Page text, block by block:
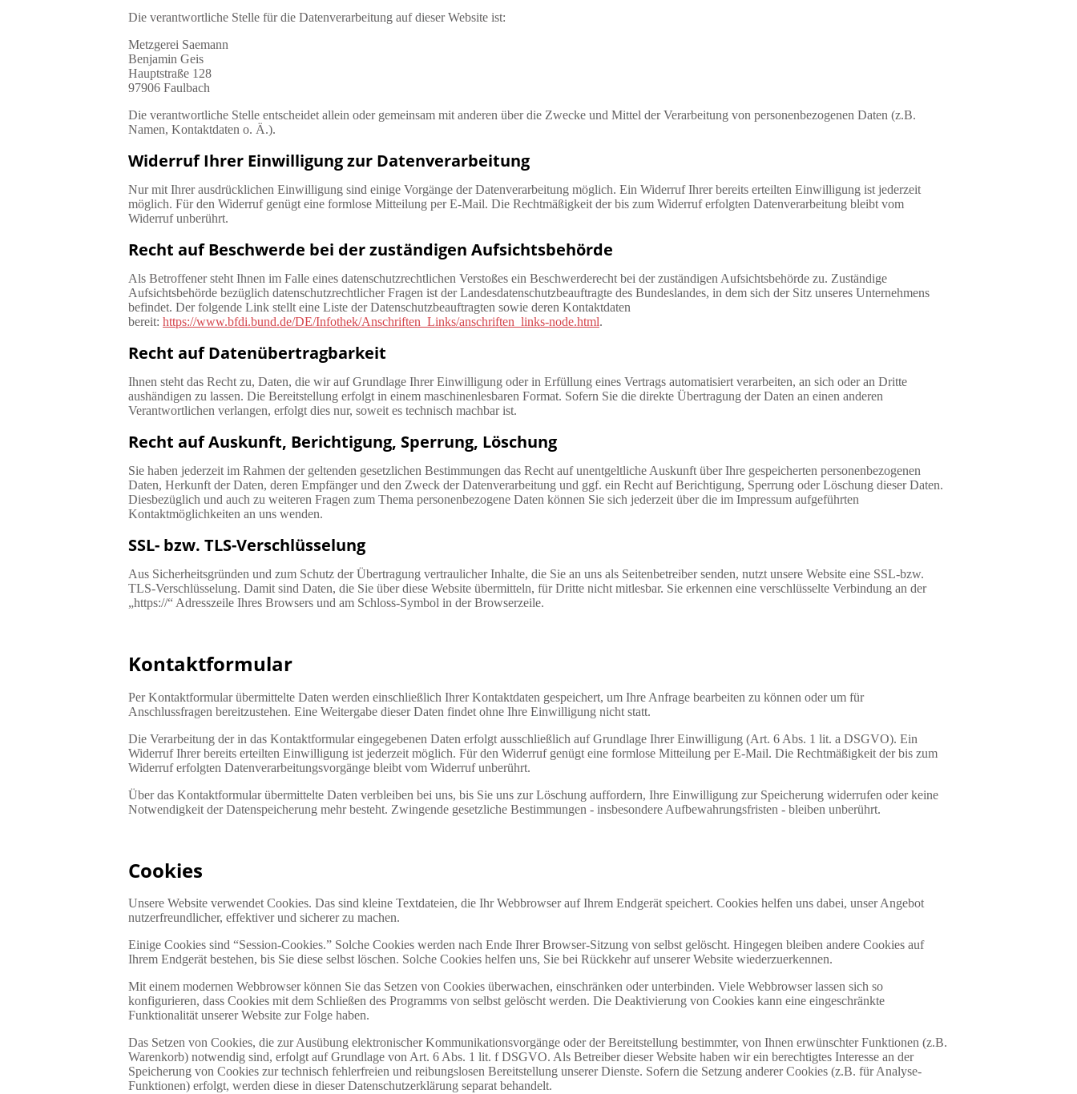
Die verantwortliche Stelle für die Datenverarbeitung auf dieser Website ist:
Metzgerei Saemann
Benjamin Geis
Hauptstraße 128
97906 Faulbach
Die verantwortliche Stelle entscheidet allein oder gemeinsam mit anderen über die Zwecke und Mittel der Verarbeitung von personenbezogenen Daten (z.B.
Namen, Kontaktdaten o. Ä.).
Widerruf Ihrer Einwilligung zur Datenverarbeitung
Nur mit Ihrer ausdrücklichen Einwilligung sind einige Vorgänge der Datenverarbeitung möglich. Ein Widerruf Ihrer bereits erteilten Einwilligung ist jederzeit
möglich. Für den Widerruf genügt eine formlose Mitteilung per E-Mail. Die Rechtmäßigkeit der bis zum Widerruf erfolgten Datenverarbeitung bleibt vom
Widerruf unberührt.
Recht auf Beschwerde bei der zuständigen Aufsichtsbehörde
Als Betroffener steht Ihnen im Falle eines datenschutzrechtlichen Verstoßes ein Beschwerderecht bei der zuständigen Aufsichtsbehörde zu. Zuständige
Aufsichtsbehörde bezüglich datenschutzrechtlicher Fragen ist der Landesdatenschutzbeauftragte des Bundeslandes, in dem sich der Sitz unseres Unternehmens
befindet. Der folgende Link stellt eine Liste der Datenschutzbeauftragten sowie deren Kontaktdaten
bereit: https://www.bfdi.bund.de/DE/Infothek/Anschriften_Links/anschriften_links-node.html.
Recht auf Datenübertragbarkeit
Ihnen steht das Recht zu, Daten, die wir auf Grundlage Ihrer Einwilligung oder in Erfüllung eines Vertrags automatisiert verarbeiten, an sich oder an Dritte
aushändigen zu lassen. Die Bereitstellung erfolgt in einem maschinenlesbaren Format. Sofern Sie die direkte Übertragung der Daten an einen anderen
Verantwortlichen verlangen, erfolgt dies nur, soweit es technisch machbar ist.
Recht auf Auskunft, Berichtigung, Sperrung, Löschung
Sie haben jederzeit im Rahmen der geltenden gesetzlichen Bestimmungen das Recht auf unentgeltliche Auskunft über Ihre gespeicherten personenbezogenen
Daten, Herkunft der Daten, deren Empfänger und den Zweck der Datenverarbeitung und ggf. ein Recht auf Berichtigung, Sperrung oder Löschung dieser Daten.
Diesbezüglich und auch zu weiteren Fragen zum Thema personenbezogene Daten können Sie sich jederzeit über die im Impressum aufgeführten
Kontaktmöglichkeiten an uns wenden.
SSL- bzw. TLS-Verschlüsselung
Aus Sicherheitsgründen und zum Schutz der Übertragung vertraulicher Inhalte, die Sie an uns als Seitenbetreiber senden, nutzt unsere Website eine SSL-bzw.
TLS-Verschlüsselung. Damit sind Daten, die Sie über diese Website übermitteln, für Dritte nicht mitlesbar. Sie erkennen eine verschlüsselte Verbindung an der
„https://“ Adresszeile Ihres Browsers und am Schloss-Symbol in der Browserzeile.
Kontaktformular
Per Kontaktformular übermittelte Daten werden einschließlich Ihrer Kontaktdaten gespeichert, um Ihre Anfrage bearbeiten zu können oder um für
Anschlussfragen bereitzustehen. Eine Weitergabe dieser Daten findet ohne Ihre Einwilligung nicht statt.
Die Verarbeitung der in das Kontaktformular eingegebenen Daten erfolgt ausschließlich auf Grundlage Ihrer Einwilligung (Art. 6 Abs. 1 lit. a DSGVO). Ein
Widerruf Ihrer bereits erteilten Einwilligung ist jederzeit möglich. Für den Widerruf genügt eine formlose Mitteilung per E-Mail. Die Rechtmäßigkeit der bis zum
Widerruf erfolgten Datenverarbeitungsvorgänge bleibt vom Widerruf unberührt.
Über das Kontaktformular übermittelte Daten verbleiben bei uns, bis Sie uns zur Löschung auffordern, Ihre Einwilligung zur Speicherung widerrufen oder keine
Notwendigkeit der Datenspeicherung mehr besteht. Zwingende gesetzliche Bestimmungen - insbesondere Aufbewahrungsfristen - bleiben unberührt.
Cookies
Unsere Website verwendet Cookies. Das sind kleine Textdateien, die Ihr Webbrowser auf Ihrem Endgerät speichert. Cookies helfen uns dabei, unser Angebot
nutzerfreundlicher, effektiver und sicherer zu machen.
Einige Cookies sind “Session-Cookies.” Solche Cookies werden nach Ende Ihrer Browser-Sitzung von selbst gelöscht. Hingegen bleiben andere Cookies auf
Ihrem Endgerät bestehen, bis Sie diese selbst löschen. Solche Cookies helfen uns, Sie bei Rückkehr auf unserer Website wiederzuerkennen.
Mit einem modernen Webbrowser können Sie das Setzen von Cookies überwachen, einschränken oder unterbinden. Viele Webbrowser lassen sich so
konfigurieren, dass Cookies mit dem Schließen des Programms von selbst gelöscht werden. Die Deaktivierung von Cookies kann eine eingeschränkte
Funktionalität unserer Website zur Folge haben.
Das Setzen von Cookies, die zur Ausübung elektronischer Kommunikationsvorgänge oder der Bereitstellung bestimmter, von Ihnen erwünschter Funktionen (z.B.
Warenkorb) notwendig sind, erfolgt auf Grundlage von Art. 6 Abs. 1 lit. f DSGVO. Als Betreiber dieser Website haben wir ein berechtigtes Interesse an der
Speicherung von Cookies zur technisch fehlerfreien und reibungslosen Bereitstellung unserer Dienste. Sofern die Setzung anderer Cookies (z.B. für Analyse-
Funktionen) erfolgt, werden diese in dieser Datenschutzerklärung separat behandelt.